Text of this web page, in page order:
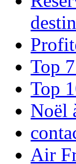
Top
Top
Noël
Air